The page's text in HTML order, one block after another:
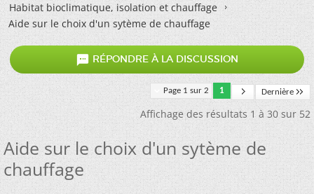
Habitat bioclimatique, isolation et chauffage
Aide sur le choix d'un sytème de chauffage
 RÉPONDRE À LA DISCUSSION
Page 1 sur 2 1 Dernière
Affichage des résultats 1 à 30 sur 52
Aide sur le choix d'un sytème de
chauffage